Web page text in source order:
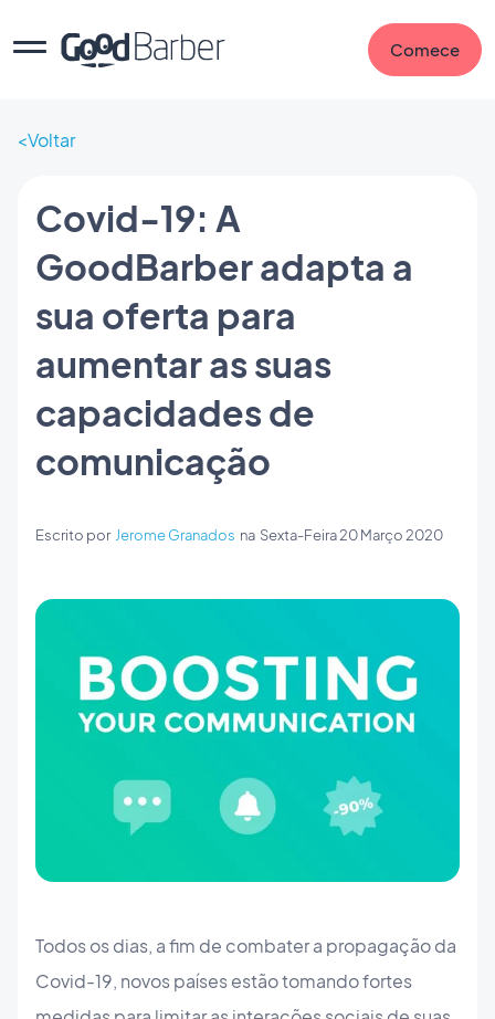
Comece
Voltar
Covid-19: A
GoodBarber adapta a
sua oferta para
aumentar as suas
capacidades de
comunicação
Escrito por Jerome Granados na Sexta-Feira 20 Março 2020
Todos os dias, a fim de combater a propagação da
Covid-19, novos países estão tomando fortes